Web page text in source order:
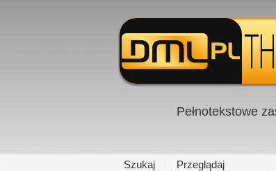
Pełnotekstowe
Szukaj Przeglądaj